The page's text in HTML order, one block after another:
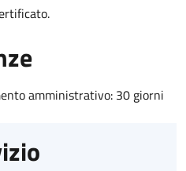
amministrativo: 30 giorni